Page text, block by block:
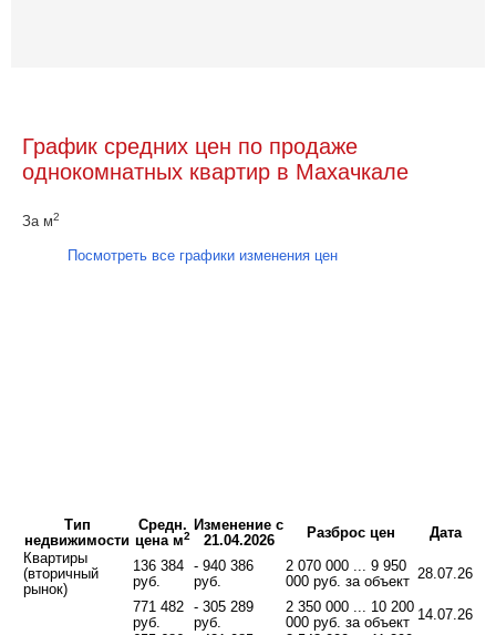
График средних цен по продаже
однокомнатных квартир в Махачкале
За м2
Посмотреть все графики изменения цен
Тип
недвижимости
Средн.
цена м2
Изменение с
21.04.2026
Разброс цен
Дата
Квартиры
(вторичный
рынок)
136 384
руб.
- 940 386
руб.
2 070 000 ... 9 950
000 руб. за объект 28.07.26
771 482
руб.
- 305 289
руб.
2 350 000 ... 10 200
000 руб. за объект 14.07.26